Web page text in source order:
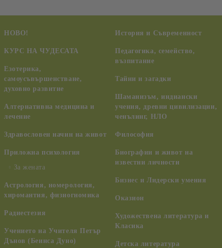
НОВО!
КУРС НА ЧУДЕСАТА
Езотерика,
самоусъвършенстване,
духовно развитие
Алтернативна медицина и
лечение
Здравословен начин на живот
Приложна психология
За жената
Астрология, номерология,
хиромантия, физиогномика
Радиестезия
Учението на Учителя Петър
Дънов (Беинса Дуно)
История и Съвременност
Педагогика, семейство,
възпитание
Тайни и загадки
Шаманизъм, индиански
учения, древни цивилизации,
ченълинг, НЛО
Философия
Биографии и живот на
известни личности
Бизнес и Лидерски умения
Оказион
Художествена литература и
Класика
Детска литература